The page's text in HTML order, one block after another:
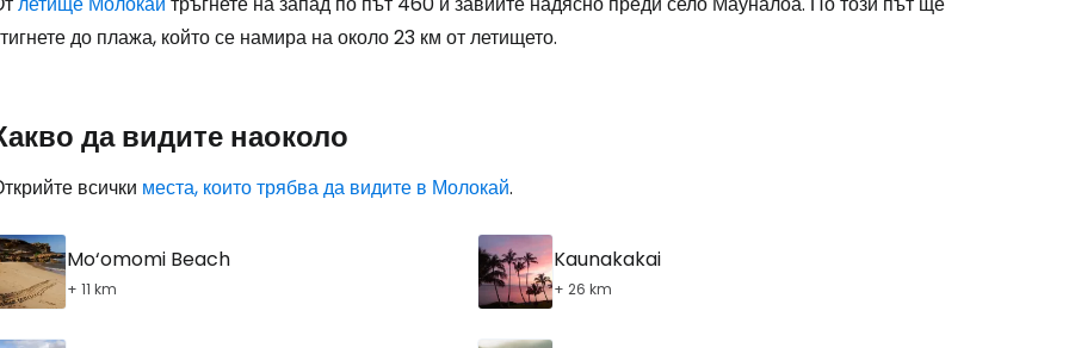
до плажа, който се намира на около 23 км от летището.
да видите наоколо
всички места, които трябва да видите в Молокай.
Mo‘omomi Beach
+ 11 km
Kaunakakai
+ 26 km